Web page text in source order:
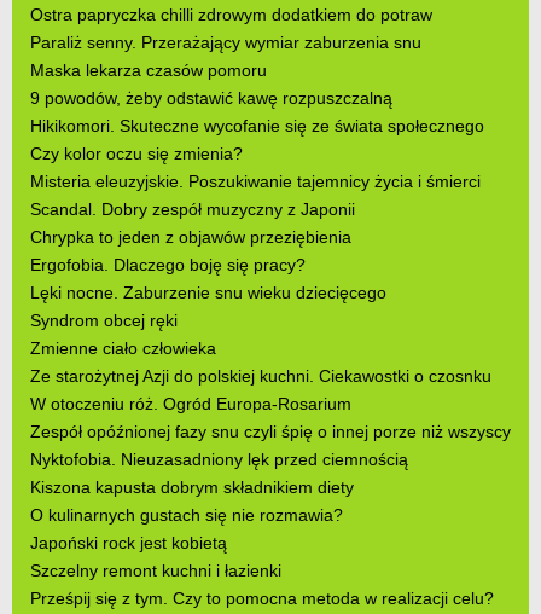
Ostra papryczka chilli zdrowym dodatkiem do potraw
Paraliż senny. Przerażający wymiar zaburzenia snu
Maska lekarza czasów pomoru
9 powodów, żeby odstawić kawę rozpuszczalną
Hikikomori. Skuteczne wycofanie się ze świata społecznego
Czy kolor oczu się zmienia?
Misteria eleuzyjskie. Poszukiwanie tajemnicy życia i śmierci
Scandal. Dobry zespół muzyczny z Japonii
Chrypka to jeden z objawów przeziębienia
Ergofobia. Dlaczego boję się pracy?
Lęki nocne. Zaburzenie snu wieku dziecięcego
Syndrom obcej ręki
Zmienne ciało człowieka
Ze starożytnej Azji do polskiej kuchni. Ciekawostki o czosnku
W otoczeniu róż. Ogród Europa-Rosarium
Zespół opóźnionej fazy snu czyli śpię o innej porze niż wszyscy
Nyktofobia. Nieuzasadniony lęk przed ciemnością
Kiszona kapusta dobrym składnikiem diety
O kulinarnych gustach się nie rozmawia?
Japoński rock jest kobietą
Szczelny remont kuchni i łazienki
Prześpij się z tym. Czy to pomocna metoda w realizacji celu?